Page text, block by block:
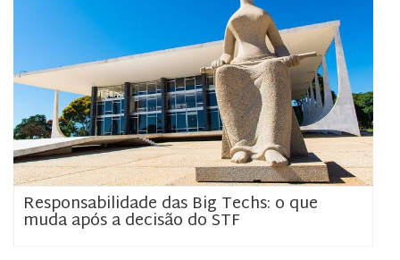
Responsabilidade das Big Techs: o que
muda após a decisão do STF